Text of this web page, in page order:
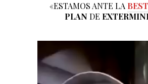
«ESTAMOS ANTE LA
PLAN DE